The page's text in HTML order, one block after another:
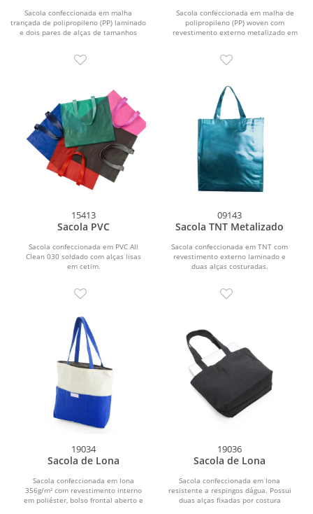
Sacola confeccionada em malha
trançada de polipropileno (PP) laminado
e dois pares de alças de tamanhos
Sacola confeccionada em malha de
polipropileno (PP) woven com
revestimento externo metalizado em
15413
Sacola PVC
Sacola confeccionada em PVC All
Clean 030 soldado com alças lisas
em cetim.
09143
Sacola TNT Metalizado
Sacola confeccionada em TNT com
revestimento externo laminado e
duas alças costuradas.
19034
Sacola de Lona
Sacola confeccionada em lona
356g/m² com revestimento interno
em poliéster, bolso frontal aberto e
19036
Sacola de Lona
Sacola confeccionada em lona
resistente a respingos dágua. Possui
duas alças fixadas por costura